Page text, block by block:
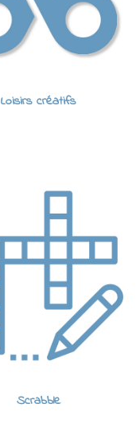
Loisirs créatifs
Scrabble